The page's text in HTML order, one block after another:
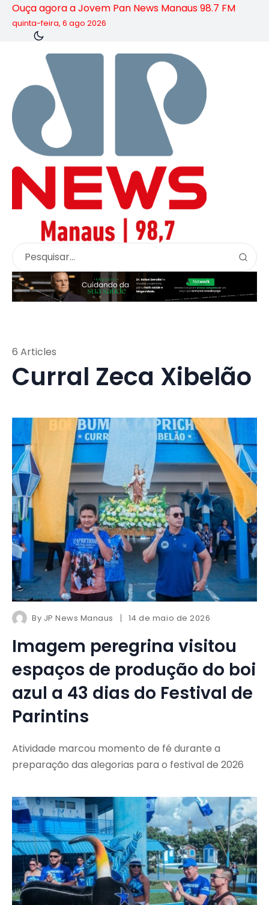
Ouça agora a Jovem Pan News Manaus 98.7 FM
quinta-feira, 6 ago 2026
Curral Zeca Xibelão
6 Articles
By JP News Manaus 14 de maio de 2026
Imagem peregrina visitou
espaços de produção do boi
azul a 43 dias do Festival de
Parintins
Atividade marcou momento de fé durante a
preparação das alegorias para o festival de 2026